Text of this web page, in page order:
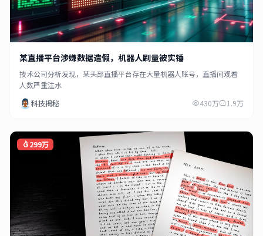
某直播平台涉嫌数据造假，机器人刷量被实锤
技术公司分析发现，某头部直播平台存在大量机器人账号，直播间观看
人数严重注水
科技揭秘
430万 1.9万
299万